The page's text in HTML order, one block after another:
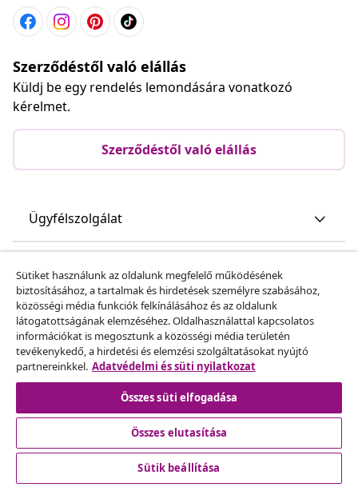
Szerződéstől való elállás
Küldj be egy rendelés lemondására vonatkozó
kérelmet.
Szerződéstől való elállás
Ügyfélszolgálat
vidaXL
Fedezz fel többet
Sütiket használunk az oldalunk megfelelő működésének
biztosításához, a tartalmak és hirdetések személyre szabásához,
közösségi média funkciók felkínálásához és az oldalunk
látogatottságának elemzéséhez. Oldalhasználattal kapcsolatos
információkat is megosztunk a közösségi média területén
tevékenykedő, a hirdetési és elemzési szolgáltatásokat nyújtó
partnereinkkel. Adatvédelmi és süti nyilatkozat
Összes süti elfogadása
Összes elutasítása
Sütik beállítása